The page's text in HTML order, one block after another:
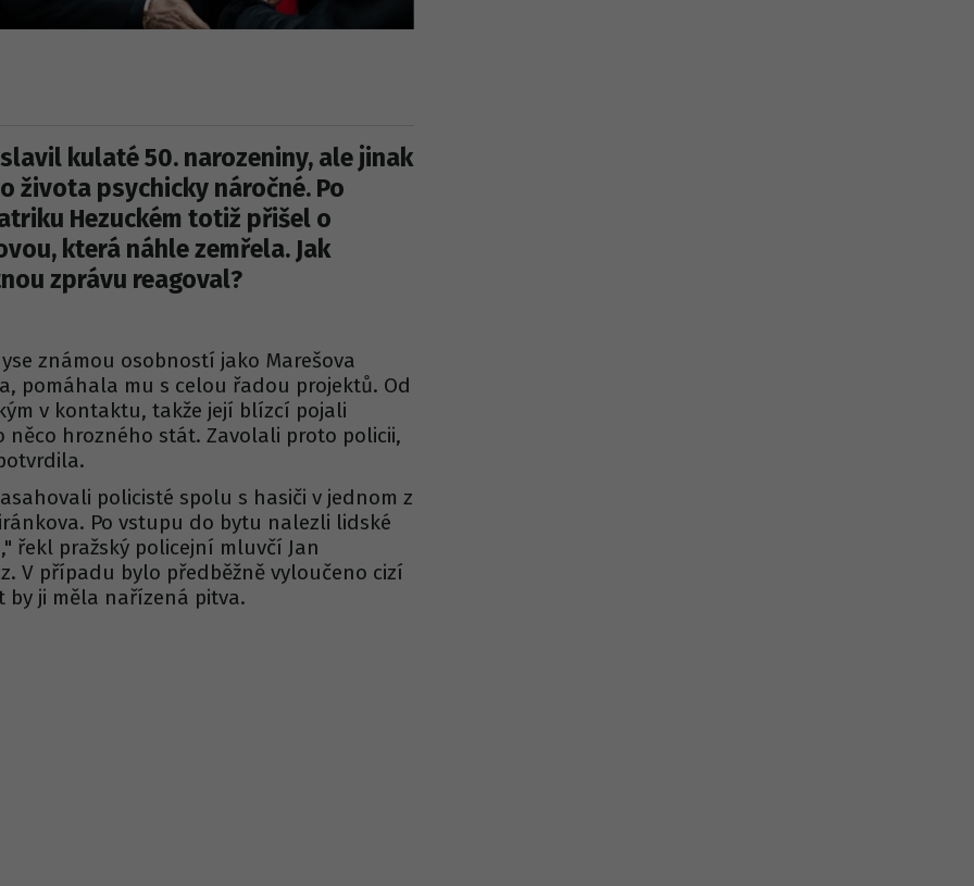
kulaté 50. narozeniny, ale jinak
života psychicky náročné. Po
Hezuckém totiž přišel o
která náhle zemřela. Jak
zprávu reagoval?
známou osobností jako Marešova
pomáhala mu s celou řadou projektů. Od
v kontaktu, takže její blízcí pojali
něco hrozného stát. Zavolali proto policii,
policisté spolu s hasiči v jednom z
Po vstupu do bytu nalezli lidské
řekl pražský policejní mluvčí Jan
V případu bylo předběžně vyloučeno cizí
ji měla nařízená pitva.